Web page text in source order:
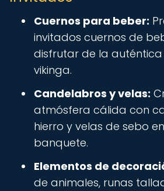
Cuernos para beber:
invitados cuernos de
disfrutar de la auténtica
vikinga.
Candelabros y velas:
atmósfera cálida con
hierro y velas de sebo
banquete.
Elementos de
de animales, runas